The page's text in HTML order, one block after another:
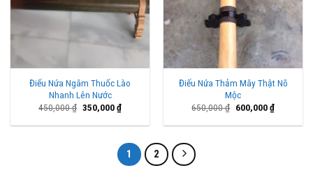
Điếu Nứa Ngâm Thuốc Lào
Nhanh Lên Nước
450,000₫ Giá
là:
350,000₫Giá
hiện
tại
350,000 ₫.
Điếu Nứa Thảm Mây Thật Nõ
Mộc
650,000₫ Giá
là:
600,000₫Giá
hiện
tại
1 2